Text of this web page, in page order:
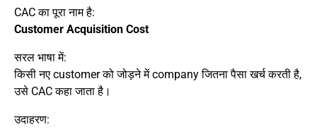
CAC का पूरा नाम है:
Customer Acquisition Cost
सरल भाषा में:
किसी नए customer को जोड़ने में company जितना पैसा खर्च करती है,
उसे CAC कहा जाता है।
उदाहरण: